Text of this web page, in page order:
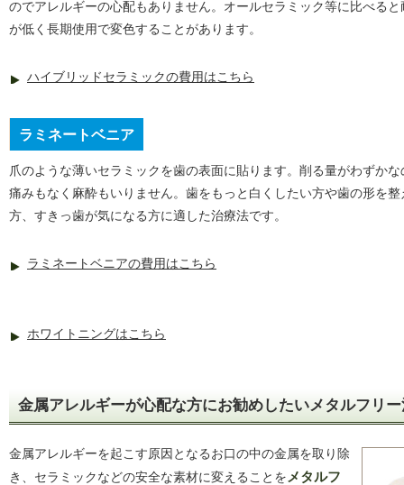
のでアレルギーの心配もありません。オールセラミック等に比べると
が低く長期使用で変色することがあります。
ハイブリッドセラミックの費用はこちら
ラミネートベニア
爪のような薄いセラミックを歯の表面に貼ります。削る量がわずかな
痛みもなく麻酔もいりません。歯をもっと白くしたい方や歯の形を整
方、すきっ歯が気になる方に適した治療法です。
ラミネートベニアの費用はこちら
ホワイトニングはこちら
金属アレルギーが心配な方にお勧めしたいメタルフリ
金属アレルギーを起こす原因となるお口の中の金属を取り除
き、セラミックなどの安全な素材に変えることを メタルフ